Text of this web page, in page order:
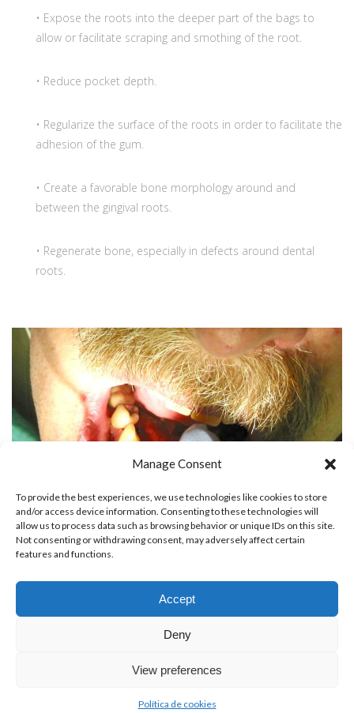
Manage Consent
To provide the best experiences, we use technologies like cookies to store
and/or access device information. Consenting to these technologies will
allow us to process data such as browsing behavior or unique IDs on this site.
Not consenting or withdrawing consent, may adversely affect certain
features and functions.
Accept
Deny
View preferences
Política de cookies
• Expose the roots into the deeper part of the bags to
allow or facilitate scraping and smothing of the root.
• Reduce pocket depth.
• Regularize the surface of the roots in order to facilitate the
adhesion of the gum.
• Create a favorable bone morphology around and
between the gingival roots.
• Regenerate bone, especially in defects around dental
roots.
Política de privacidad-Política de Cookies